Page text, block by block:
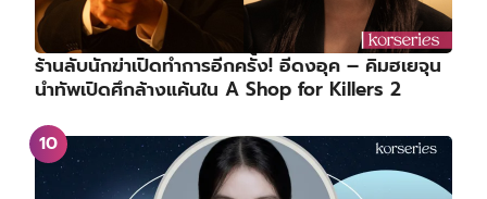
ร้านลับนักฆ่าเปิดทำการอีกครั้ง! อีดงอุค – คิมฮเยจุน
นำทัพเปิดศึกล้างแค้นใน A Shop for Killers 2